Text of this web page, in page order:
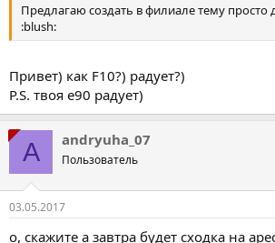
Предлагаю создать в филиале тему просто
:blush:
Привет) как F10?) радует?)
P.S. твоя e90 радует)
A andryuha_07
Пользователь
03.05.2017
о, скажите а завтра будет сходка на